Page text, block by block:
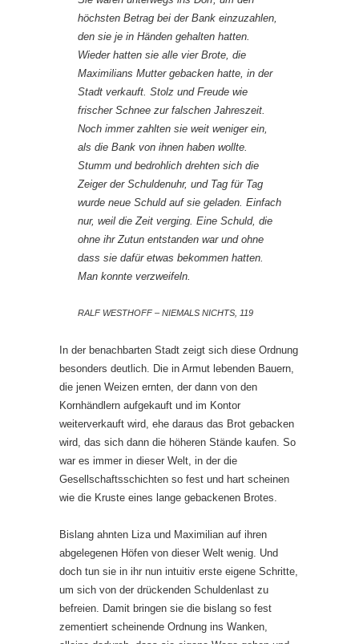
höchsten Betrag bei der Bank einzuzahlen,
den sie je in Händen gehalten hatten.
Wieder hatten sie alle vier Brote, die
Maximilians Mutter gebacken hatte, in der
Stadt verkauft. Stolz und Freude wie
frischer Schnee zur falschen Jahreszeit.
Noch immer zahlten sie weit weniger ein,
als die Bank von ihnen haben wollte.
Stumm und bedrohlich drehten sich die
Zeiger der Schuldenuhr, und Tag für Tag
wurde neue Schuld auf sie geladen. Einfach
nur, weil die Zeit verging. Eine Schuld, die
ohne ihr Zutun entstanden war und ohne
dass sie dafür etwas bekommen hatten.
Man konnte verzweifeln.
RALF WESTHOFF – NIEMALS NICHTS, 119
In der benachbarten Stadt zeigt sich diese Ordnung
besonders deutlich. Die in Armut lebenden Bauern,
die jenen Weizen ernten, der dann von den
Kornhändlern aufgekauft und im Kontor
weiterverkauft wird, ehe daraus das Brot gebacken
wird, das sich dann die höheren Stände kaufen. So
war es immer in dieser Welt, in der die
Gesellschaftsschichten so fest und hart scheinen
wie die Kruste eines lange gebackenen Brotes.
Bislang ahnten Liza und Maximilian auf ihren
abgelegenen Höfen von dieser Welt wenig. Und
doch tun sie in ihr nun intuitiv erste eigene Schritte,
um sich von der drückenden Schuldenlast zu
befreien. Damit bringen sie die bislang so fest
zementiert scheinende Ordnung ins Wanken,